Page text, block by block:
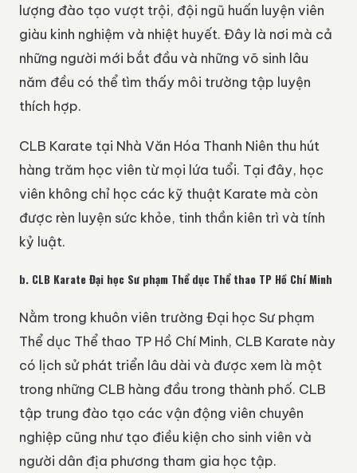
lượng đào tạo vượt trội, đội ngũ huấn luyện viên
giàu kinh nghiệm và nhiệt huyết. Đây là nơi mà cả
những người mới bắt đầu và những võ sinh lâu
năm đều có thể tìm thấy môi trường tập luyện
thích hợp.
CLB Karate tại Nhà Văn Hóa Thanh Niên thu hút
hàng trăm học viên từ mọi lứa tuổi. Tại đây, học
viên không chỉ học các kỹ thuật Karate mà còn
được rèn luyện sức khỏe, tinh thần kiên trì và tính
kỷ luật.
b. CLB Karate Đại học Sư phạm Thể dục Thể thao TP Hồ Chí Minh
Nằm trong khuôn viên trường Đại học Sư phạm
Thể dục Thể thao TP Hồ Chí Minh, CLB Karate này
có lịch sử phát triển lâu dài và được xem là một
trong những CLB hàng đầu trong thành phố. CLB
tập trung đào tạo các vận động viên chuyên
nghiệp cũng như tạo điều kiện cho sinh viên và
người dân địa phương tham gia học tập.